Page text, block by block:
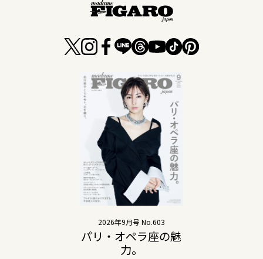
2026年9月号 No.603
パリ・オペラ座の魅
力。